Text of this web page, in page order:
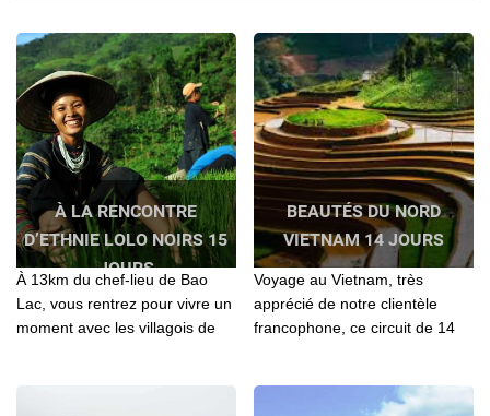
À LA RENCONTRE
D’ETHNIE LOLO NOIRS 15
JOURS
À 13km du chef-lieu de Bao
Lac, vous rentrez pour vivre un
moment avec les villagois de
BEAUTÉS DU NORD
VIETNAM 14 JOURS
Voyage au Vietnam, très
apprécié de notre clientèle
francophone, ce circuit de 14